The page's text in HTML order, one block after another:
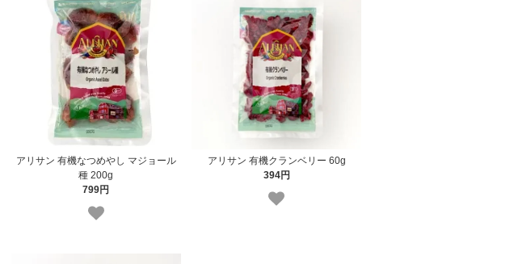
アリサン 有機なつめやし マジョール
種 200g
799円
アリサン 有機クランベリー 60g
394円